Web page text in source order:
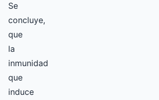
Se
concluye,
que
la
inmunidad
que
induce